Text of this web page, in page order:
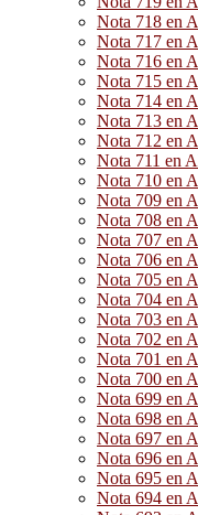
Nota 718 en
Nota 717 en
Nota 716 en
Nota 715 en
Nota 714 en
Nota 713 en
Nota 712 en
Nota 711 en
Nota 710 en
Nota 709 en
Nota 708 en
Nota 707 en
Nota 706 en
Nota 705 en
Nota 704 en
Nota 703 en
Nota 702 en
Nota 701 en
Nota 700 en
Nota 699 en
Nota 698 en
Nota 697 en
Nota 696 en
Nota 695 en
Nota 694 en